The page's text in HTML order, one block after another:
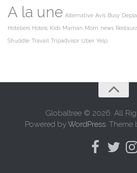
A la une Alternative Avis Busy
Hoteliers Hotels Kids Maman Mom news
Shuddle Travail Tripadvisor Uber Yelp
Globaltree © 2026. All
Powered byWordPress. Theme